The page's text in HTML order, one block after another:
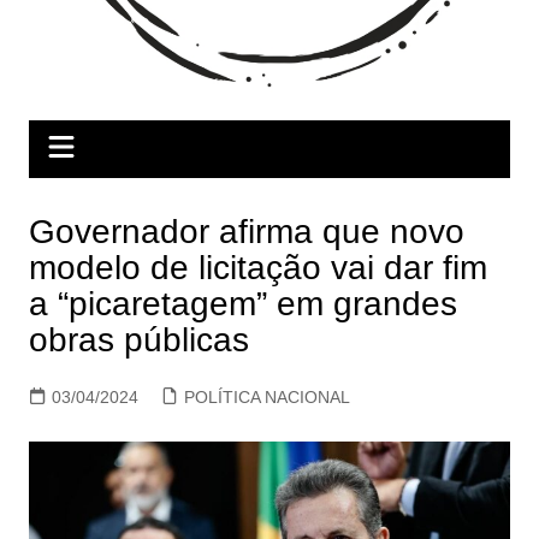
Governador afirma que novo
modelo de licitação vai dar fim
a “picaretagem” em grandes
obras públicas
03/04/2024 POLÍTICA NACIONAL